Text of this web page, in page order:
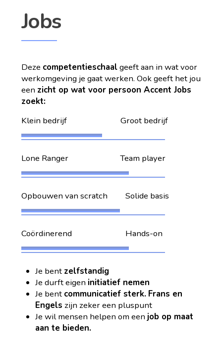
Jobs
Deze competentieschaalgeeft aan in wat voor
werkomgeving je gaat werken. Ook geeft het jou
een zicht op wat voor persoon Accent Jobs
zoekt:
Klein bedrijf Groot bedrijf
Lone Ranger Team player
Opbouwen van scratch Solide basis
Coördinerend Hands-on
Je bent zelfstandig
Je durft eigen initiatief nemen
Je bent communicatief sterk. Frans en
Engels zijn zeker een pluspunt
Je wil mensen helpen om eenjob op maat
aan te bieden.